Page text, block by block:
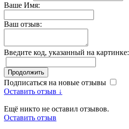
Ваше Имя:
Ваш отзыв:
Введите код, указанный на картинке:
Продолжить
Подписаться на новые отзывы
Оставить отзыв ↓
Ещё никто не оставил отзывов.
Оставить отзыв